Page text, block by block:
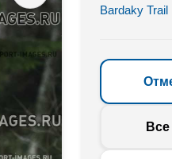
Bardaky Trail